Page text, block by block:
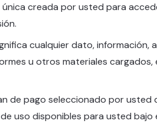
creada por usted para
cualquier dato, información,
u otros materiales
de pago seleccionado por usted
uso disponibles para usted bajo